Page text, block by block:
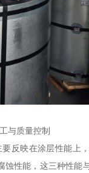
与质量控制
反映在涂层性能上
蚀性能，这三种性能